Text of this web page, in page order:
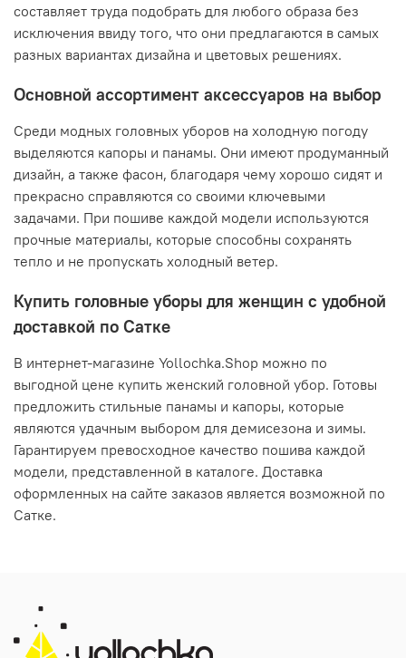
составляет труда подобрать для любого образа без
исключения ввиду того, что они предлагаются в самых
разных вариантах дизайна и цветовых решениях.
Основной ассортимент аксессуаров на выбор
Среди модных головных уборов на холодную погоду
выделяются капоры и панамы. Они имеют продуманный
дизайн, а также фасон, благодаря чему хорошо сидят и
прекрасно справляются со своими ключевыми
задачами. При пошиве каждой модели используются
прочные материалы, которые способны сохранять
тепло и не пропускать холодный ветер.
Купить головные уборы для женщин с удобной
доставкой по Сатке
В интернет-магазине Yollochka.Shop можно по
выгодной цене купить женский головной убор. Готовы
предложить стильные панамы и капоры, которые
являются удачным выбором для демисезона и зимы.
Гарантируем превосходное качество пошива каждой
модели, представленной в каталоге. Доставка
оформленных на сайте заказов является возможной по
Сатке.